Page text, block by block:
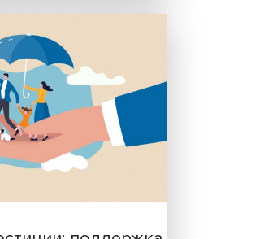
ученые представили
исследования в области
биомедицины